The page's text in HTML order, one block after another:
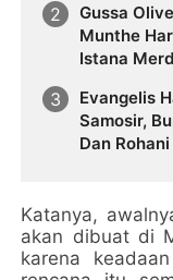
Gussa
Munthe
Istana
Evangelis
Samosir,
Dan
Katanya,
akan dibuat di
karena